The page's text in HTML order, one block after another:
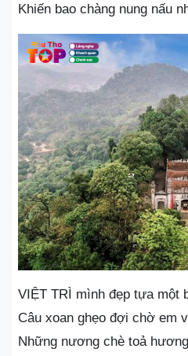
Khiến bao chàng nung nấu
VIỆT TRÌ mình đẹp tựa một
Câu xoan ghẹo đợi chờ em
Những nương chè toả